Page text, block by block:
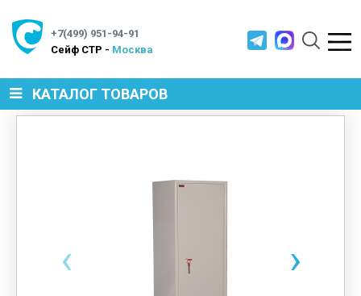
+7(499) 951-94-91
Cейф СТР - Москва
КАТАЛОГ ТОВАРОВ
‹ ›